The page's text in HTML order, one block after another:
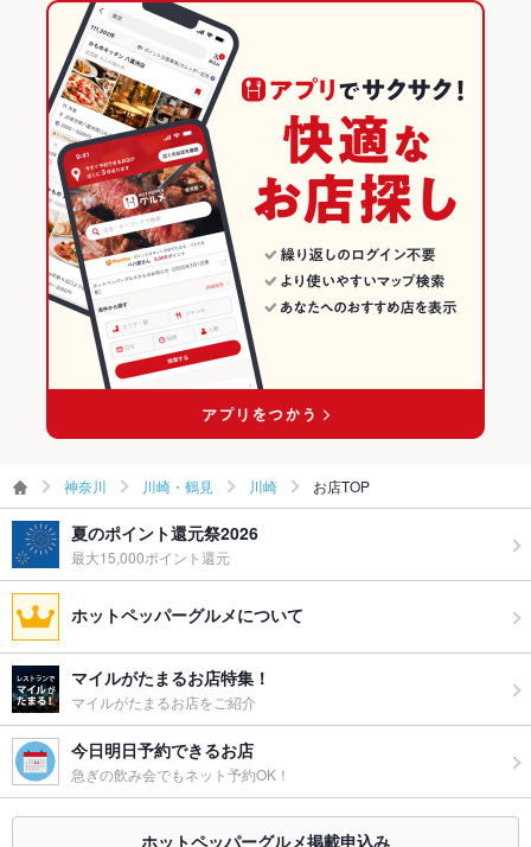
飲み放題
あり ：全コース2時間飲み放題付きで4500円～ご用意しており
ます。にぎやかな集まりにも。【川崎 個室 飲み放題】
食べ放題
なし ：川崎駅周辺の居酒屋で宴会なら個室や団体宴会場完備の
うおや一丁川崎砂子店で決まり！川崎 個室 飲み放題
焼酎充実、日本酒充実
お子様連れ
お子様連れOK ：喫煙席と禁煙席が分煙されておりますので、
お子様連れのお客様にもおすすめです。【川崎 個室 飲み放題】
ウェディン
最大32名様まで宴会OK 【川崎 個室 飲み放題】
神奈川 × 海鮮
神奈川の海鮮ランキング
川崎・鶴見のグルメランキング
川崎・鶴見の居酒屋ランキング
川崎・鶴見の海鮮ランキング
川崎のグルメランキング
川崎の居酒屋ランキング
川崎の海鮮ランキング
神奈川 川崎・鶴見 川崎 お店TOP
夏のポイント還元祭2026
最大15,000ポイント還元
ホットペッパーグルメについて
マイルがたまるお店特集！
マイルがたまるお店をご紹介
今日明日予約できるお店
急ぎの飲み会でもネット予約OK！
ホットペッパーグルメ掲載申込み